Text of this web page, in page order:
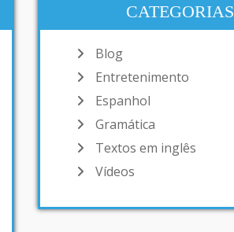
CATEGORIAS
Blog
Entretenimento
Espanhol
Gramática
Textos em inglês
Vídeos